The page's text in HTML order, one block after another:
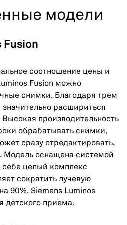
модели
Fusion
соотношение цены и
Fusion можно
снимки. Благодаря трем
расшириться
производительность
обрабатывать снимки,
сразу отредактировать,
Модель оснащена системой
целый комплекс
сократить лучевую
90%. Siemens Luminos
детского приема.